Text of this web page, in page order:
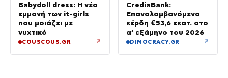
Babydoll dress: Η νέα
εμμονή των it-girls
που μοιάζει με
νυχτικό
COUSCOUS.GR ↗
CrediaBank:
Επαναλαμβανόμενα
κέρδη €53,6 εκατ. στο
α’ εξάμηνο του 2026
DIMOCRACY.GR ↗